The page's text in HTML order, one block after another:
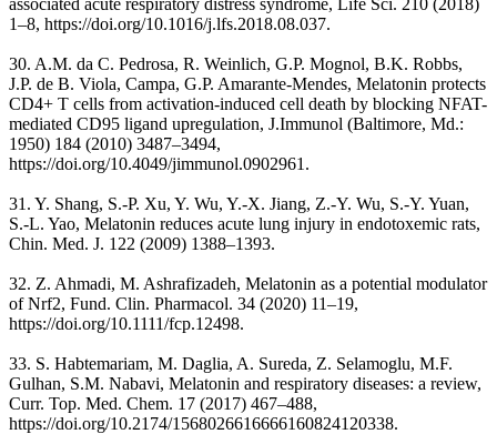
1–8, https://doi.org/10.1016/j.lfs.2018.08.037.
30. A.M. da C. Pedrosa, R. Weinlich, G.P. Mognol, B.K. Robbs,
J.P. de B. Viola, Campa, G.P. Amarante-Mendes, Melatonin protects
CD4+ T cells from activation-induced cell death by blocking NFAT-
mediated CD95 ligand upregulation, J.Immunol (Baltimore, Md.:
1950) 184 (2010) 3487–3494,
https://doi.org/10.4049/jimmunol.0902961.
31. Y. Shang, S.-P. Xu, Y. Wu, Y.-X. Jiang, Z.-Y. Wu, S.-Y. Yuan,
S.-L. Yao, Melatonin reduces acute lung injury in endotoxemic rats,
Chin. Med. J. 122 (2009) 1388–1393.
32. Z. Ahmadi, M. Ashrafizadeh, Melatonin as a potential modulator
of Nrf2, Fund. Clin. Pharmacol. 34 (2020) 11–19,
https://doi.org/10.1111/fcp.12498.
33. S. Habtemariam, M. Daglia, A. Sureda, Z. Selamoglu, M.F.
Gulhan, S.M. Nabavi, Melatonin and respiratory diseases: a review,
Curr. Top. Med. Chem. 17 (2017) 467–488,
https://doi.org/10.2174/1568026616666160824120338.